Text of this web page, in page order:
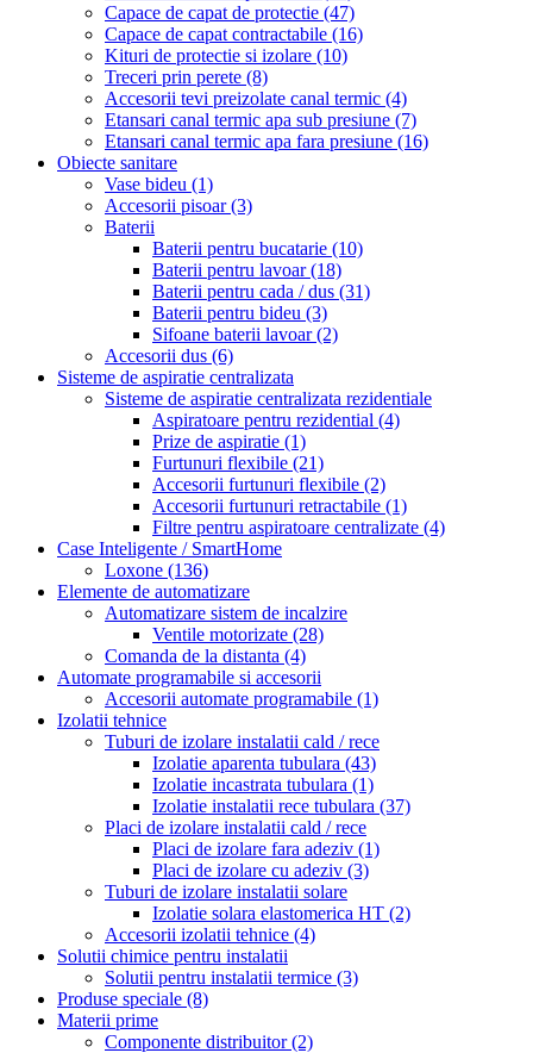
Capace de capat de protectie (47)
Capace de capat contractabile (16)
Kituri de protectie si izolare (10)
Treceri prin perete (8)
Accesorii tevi preizolate canal termic (4)
Etansari canal termic apa sub presiune (7)
Etansari canal termic apa fara presiune (16)
Obiecte sanitare
Vase bideu (1)
Accesorii pisoar(3)
Baterii
Baterii pentru bucatarie (10)
Baterii pentru lavoar(18)
Baterii pentru cada / dus (31)
Baterii pentru bideu (3)
Sifoane baterii lavoar(2)
Accesorii dus (6)
Sisteme de aspiratie centralizata
Sisteme de aspiratie centralizata rezidentiale
Aspiratoare pentru rezidential (4)
Prize de aspiratie (1)
Furtunuri flexibile (21)
Accesorii furtunuri flexibile (2)
Accesorii furtunuri retractabile (1)
Filtre pentru aspiratoare centralizate (4)
Case Inteligente / SmartHome
Loxone (136)
Elemente de automatizare
Automatizare sistem de incalzire
Ventile motorizate (28)
Comanda de la distanta (4)
Automate programabile si accesorii
Accesorii automate programabile (1)
Izolatii tehnice
Tuburi de izolare instalatii cald / rece
Izolatie aparenta tubulara (43)
Izolatie incastrata tubulara (1)
Izolatie instalatii rece tubulara (37)
Placi de izolare instalatii cald / rece
Placi de izolare fara adeziv (1)
Placi de izolare cu adeziv (3)
Tuburi de izolare instalatii solare
Izolatie solara elastomerica HT (2)
Accesorii izolatii tehnice (4)
Solutii chimice pentru instalatii
Solutii pentru instalatii termice (3)
Produse speciale (8)
Materii prime
Componente distribuitor(2)